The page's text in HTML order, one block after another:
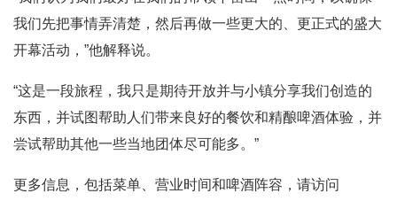
我们先把事情弄清楚，然后再做一些更大的、更正式的盛大
开幕活动，”他解释说。
“这是一段旅程，我只是期待开放并与小镇分享我们创造的
东西，并试图帮助人们带来良好的餐饮和精酿啤酒体验，并
尝试帮助其他一些当地团体尽可能多。”
更多信息，包括菜单、营业时间和啤酒阵容，请访问